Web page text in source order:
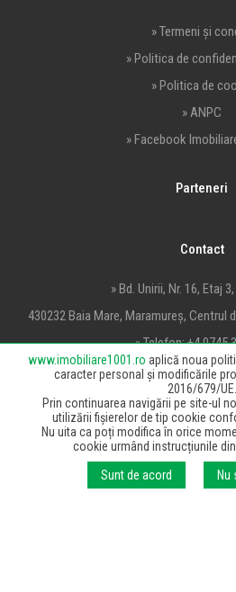
» Termeni și
» Politica de
» Politica de
» ANPC
» Facebook
Parteneri
Contact
» Bd. Unirii, Nr. 16, Etaj
430232 Baia Mare, Maramureș, Centrul
» Telefon:+4 0745
» Email:
© 2020 HMFIN Solutions SRL, toate
www.imobiliare1001.ro aplică noua
caracter personal și modificările
2016/679/UE.
Prin continuarea navigării pe site-ul
utilizării fișierelor de tip cookie
Nu uita ca poți modifica în orice
cookie urmând instrucțiunile din
Sunt de acord
Nu